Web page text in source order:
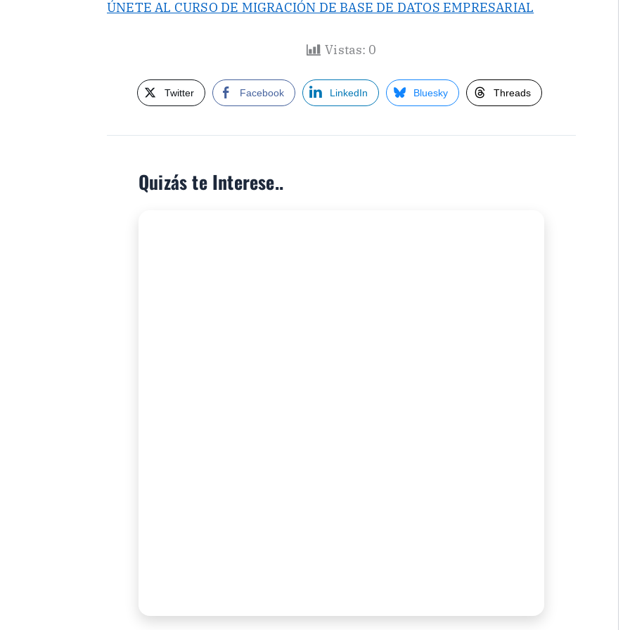
ÚNETE AL CURSO DE MIGRACIÓN DE BASE DE DATOS EMPRESARIAL
Vistas: 0
Twitter Facebook LinkedIn Bluesky Threads
Quizás te Interese..